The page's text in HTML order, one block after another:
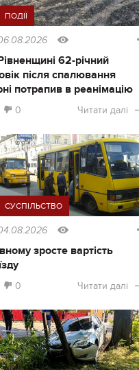
ПОДІЇ
62-річний
після спалювання
потрапив в реанімацію
0 Читати далі
СУСПІЛЬСТВО
зросте вартість
0 Читати далі